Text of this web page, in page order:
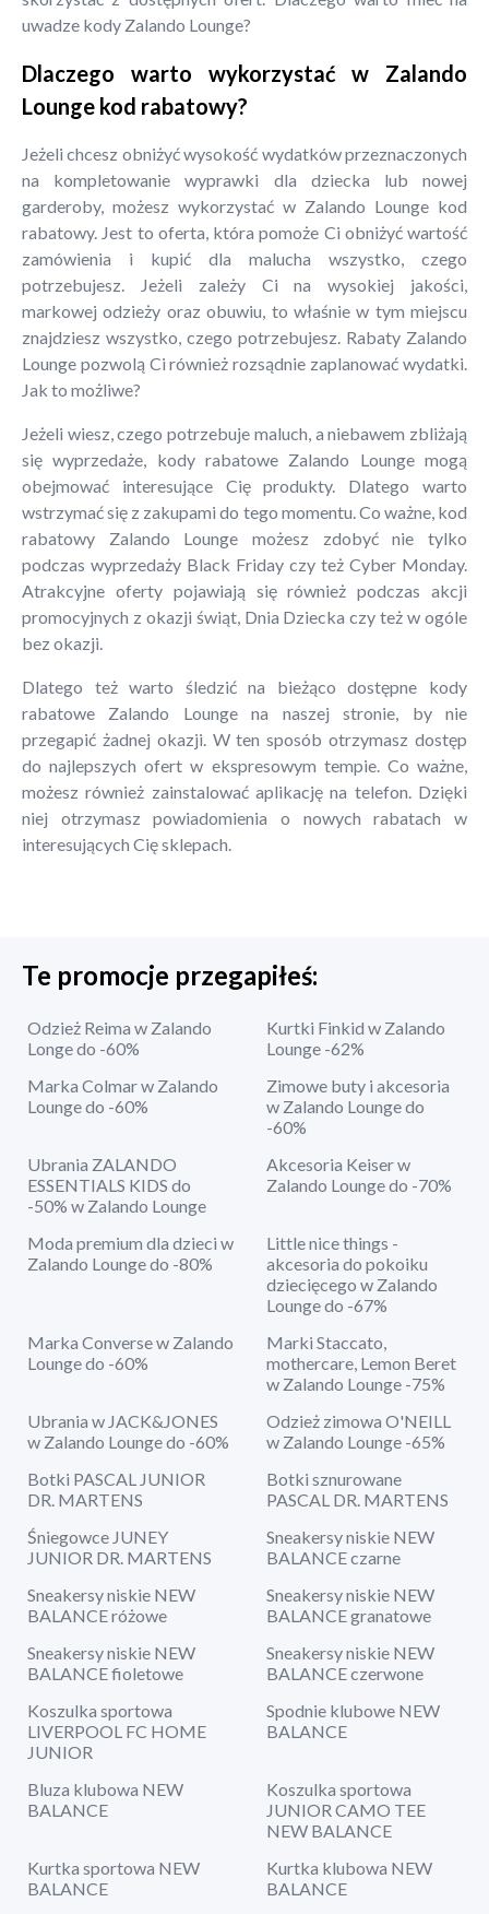
uwadze kody Zalando Lounge?
Dlaczego warto wykorzystać w Zalando
Lounge kod rabatowy?
Jeżeli chcesz obniżyć wysokość wydatków przeznaczonych
na kompletowanie wyprawki dla dziecka lub nowej
garderoby, możesz wykorzystać w Zalando Lounge kod
rabatowy. Jest to oferta, która pomoże Ci obniżyć wartość
zamówienia i kupić dla malucha wszystko, czego
potrzebujesz. Jeżeli zależy Ci na wysokiej jakości,
markowej odzieży oraz obuwiu, to właśnie w tym miejscu
znajdziesz wszystko, czego potrzebujesz. Rabaty Zalando
Lounge pozwolą Ci również rozsądnie zaplanować wydatki.
Jak to możliwe?
Jeżeli wiesz, czego potrzebuje maluch, a niebawem zbliżają
się wyprzedaże, kody rabatowe Zalando Lounge mogą
obejmować interesujące Cię produkty. Dlatego warto
wstrzymać się z zakupami do tego momentu. Co ważne, kod
rabatowy Zalando Lounge możesz zdobyć nie tylko
podczas wyprzedaży Black Friday czy też Cyber Monday.
Atrakcyjne oferty pojawiają się również podczas akcji
promocyjnych z okazji świąt, Dnia Dziecka czy też w ogóle
bez okazji.
Dlatego też warto śledzić na bieżąco dostępne kody
rabatowe Zalando Lounge na naszej stronie, by nie
przegapić żadnej okazji. W ten sposób otrzymasz dostęp
do najlepszych ofert w ekspresowym tempie. Co ważne,
możesz również zainstalować aplikację na telefon. Dzięki
niej otrzymasz powiadomienia o nowych rabatach w
interesujących Cię sklepach.
Te promocje przegapiłeś:
Odzież Reima w Zalando
Longe do -60%
Kurtki Finkid w Zalando
Lounge -62%
Marka Colmar w Zalando
Lounge do -60%
Zimowe buty i akcesoria
w Zalando Lounge do
-60%
Ubrania ZALANDO
ESSENTIALS KIDS do
-50% w Zalando Lounge
Akcesoria Keiser w
Zalando Lounge do -70%
Moda premium dla dzieci w
Zalando Lounge do -80%
Little nice things -
akcesoria do pokoiku
dziecięcego w Zalando
Lounge do -67%
Marka Converse w Zalando
Lounge do -60%
Marki Staccato,
mothercare, Lemon Beret
w Zalando Lounge -75%
Ubrania w JACK&JONES
w Zalando Lounge do -60%
Odzież zimowa O'NEILL
w Zalando Lounge -65%
Botki PASCAL JUNIOR
DR. MARTENS
Botki sznurowane
PASCAL DR. MARTENS
Śniegowce JUNEY
JUNIOR DR. MARTENS
Sneakersy niskie NEW
BALANCE czarne
Sneakersy niskie NEW
BALANCE różowe
Sneakersy niskie NEW
BALANCE granatowe
Sneakersy niskie NEW
BALANCE fioletowe
Sneakersy niskie NEW
BALANCE czerwone
Koszulka sportowa
LIVERPOOL FC HOME
JUNIOR
Spodnie klubowe NEW
BALANCE
Bluza klubowa NEW
BALANCE
Koszulka sportowa
JUNIOR CAMO TEE
NEW BALANCE
Kurtka sportowa NEW
BALANCE
Kurtka klubowa NEW
BALANCE